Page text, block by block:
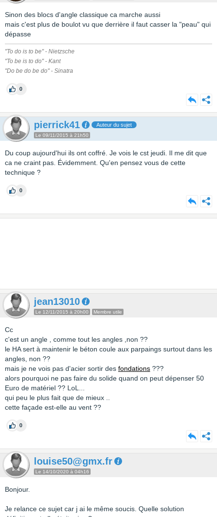
Sinon des blocs d'angle classique ca marche aussi
mais c'est plus de boulot vu que derrière il faut casser la "peau" qui
dépasse
"To do is to be" - Nietzsche
"To be is to do" - Kant
"Do be do be do" - Sinatra
0
pierrick41 Auteur du sujet
Le 09/11/2015 à 21h50
Du coup aujourd'hui ils ont coffré. Je vois le cst jeudi. Il me dit que
ca ne craint pas. Évidemment. Qu'en pensez vous de cette
technique ?
0
jean13010
Le 12/11/2015 à 20h00 Membre utile
Cc
c'est un angle , comme tout les angles ,non ??
le HA sert à maintenir le béton coule aux parpaings surtout dans les
angles, non ??
mais je ne vois pas d'acier sortir des fondations ???
alors pourquoi ne pas faire du solide quand on peut dépenser 50
Euro de matériel ?? LoL...
qui peu le plus fait que de mieux ..
cette façade est-elle au vent ??
0
louise50@gmx.fr
Le 14/10/2020 à 04h16
Bonjour.
Je relance ce sujet car j ai le même soucis. Quelle solution